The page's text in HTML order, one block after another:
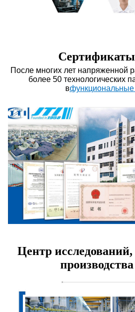
После многих лет напряженной
более 50 технологических
вфункциональные
Центр исследований,